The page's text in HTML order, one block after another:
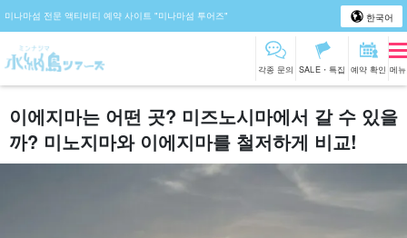
미나마섬 전문 액티비티 예약 사이트 "미나마섬 투어즈" 한국어
각종 문의 SALE・특집 예약 확인 메뉴
이에지마는 어떤 곳? 미즈노시마에서 갈 수 있을
까? 미노지마와 이에지마를 철저하게 비교!